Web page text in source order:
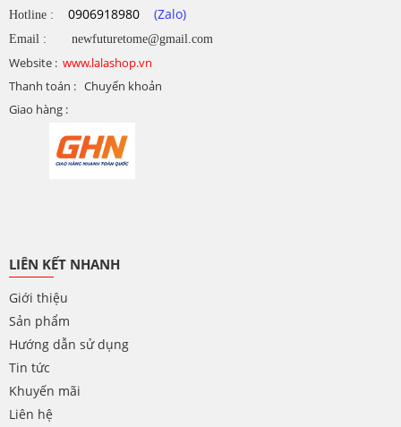
Hotline : 0906918980 (Zalo)
Email : newfuturetome@gmail.com
Website : www.lalashop.vn
Thanh toán : Chuyển khoản
Giao hàng :
LIÊN KẾT NHANH
Giới thiệu
Sản phẩm
Hướng dẫn sử dụng
Tin tức
Khuyến mãi
Liên hệ